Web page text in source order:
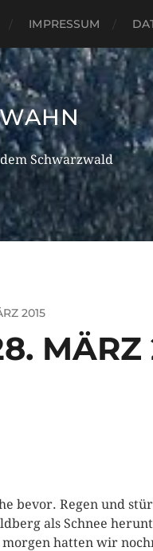
IMPRESSUM
Schwarzwald
2015
MÄRZ
bevor. Regen und
als Schnee
hatten wir